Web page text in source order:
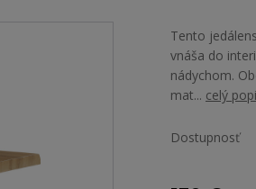
Tento
vnáša do
nádychom.
mat... celý
Dostupnosť